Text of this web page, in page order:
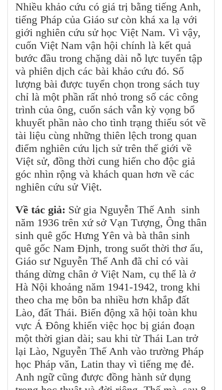
Nhiều khảo cứu có giá trị bằng tiếng Anh,
tiếng Pháp của Giáo sư còn khá xa lạ với
giới nghiên cứu sử học Việt Nam. Vì vậy,
cuốn Việt Nam vận hội chính là kết quả
bước đầu trong chặng dài nỗ lực tuyển tập
và phiên dịch các bài khảo cứu đó. Số
lượng bài được tuyển chọn trong sách tuy
chỉ là một phần rất nhỏ trong số các công
trình của ông, cuốn sách vẫn kỳ vọng bổ
khuyết phần nào cho tình trạng thiếu sót về
tài liệu cùng những thiên lệch trong quan
điểm nghiên cứu lịch sử trên thế giới về
Việt sử, đồng thời cung hiến cho độc giả
góc nhìn rộng và khách quan hơn về các
nghiên cứu sử Việt.
Về tác giả: Sử gia Nguyễn Thế Anh sinh
năm 1936 trên xứ sở Vạn Tượng, Ông thân
sinh quê gốc Hưng Yên và bà thân sinh
quê gốc Nam Định, trong suốt thời thơ ấu,
Giáo sư Nguyễn Thế Anh đã chỉ có vài
tháng dừng chân ở Việt Nam, cụ thể là ở
Hà Nội khoảng năm 1941-1942, trong khi
theo cha mẹ bôn ba nhiều hơn khắp đất
Lào, đất Thái. Biến động xã hội toàn khu
vực Á Đông khiến việc học bị gián đoạn
một thời gian dài; sau khi từ Thái Lan trở
lại Lào, Nguyễn Thế Anh vào trường Pháp
học Pháp văn, Latin thay vì tiếng mẹ đẻ.
Anh ngữ cũng được đồng hành sử dụng